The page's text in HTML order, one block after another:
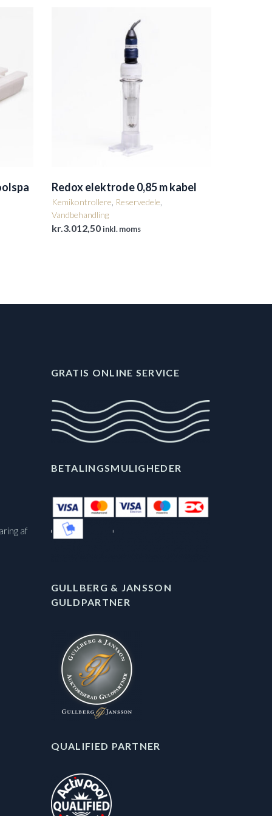
Redox elektrode 0,85 m kabel
Kemikontrollere Reservedele
Vandbehandling
kr.3.012,50inkl. moms
af
GRATIS ONLINE SERVICE
BETALINGSMULIGHEDER
GULLBERG & JANSSON
GULDPARTNER
QUALIFIED PARTNER